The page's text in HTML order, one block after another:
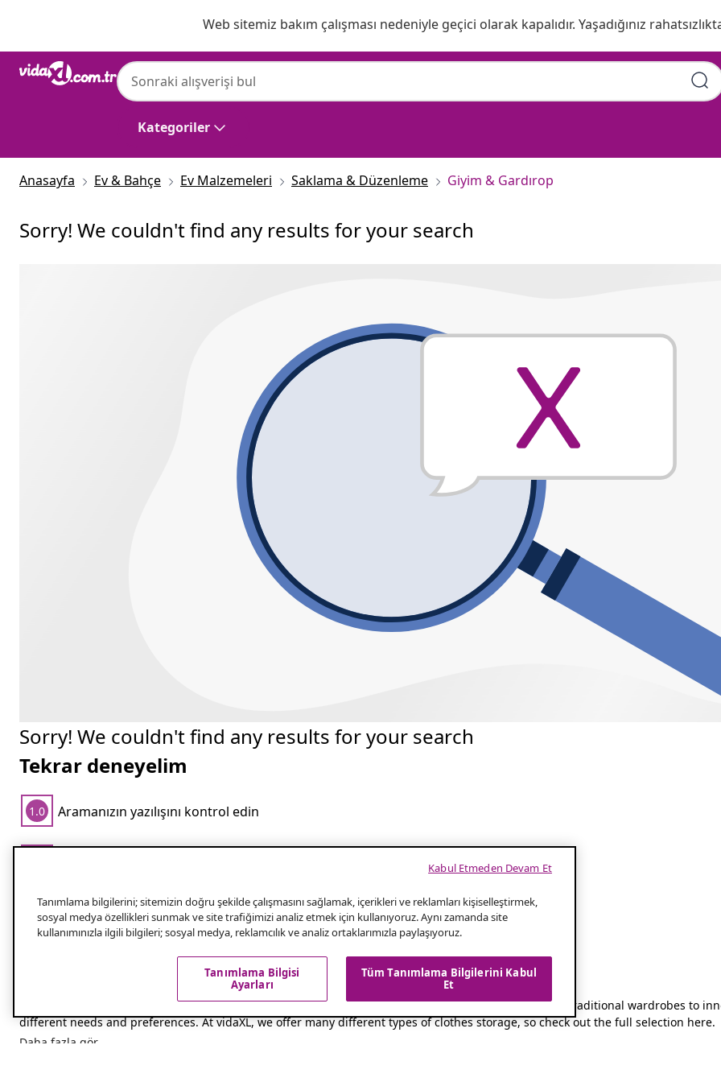
Web sitemiz bakım çalışması nedeniyle geçici olarak kapalıdır. Yaşadığınız
Kategoriler
Anasayfa Ev & Bahçe Ev Malzemeleri Saklama & Düzenleme Giyim & Gardırop
Sorry! We couldn't find any results for your search
Sorry! We couldn't find any results for your search
Tekrar deneyelim
1.0 Aramanızın yazılışını kontrol edin
Popüler aramalar
Maximise your space with clothes storage
Efficient clothes storage is essential for maintaining an organised and clutter-free living space. From traditional wardrobes to
different needs and preferences. At vidaXL, we offer many different types of clothes storage, so check out the full selection here.
Daha fazla gör
Tanımlama bilgilerini; sitemizin doğru şekilde çalışmasını sağlamak, içerikleri ve reklamları kişiselleştirmek,
sosyal medya özellikleri sunmak ve site trafiğimizi analiz etmek için kullanıyoruz. Aynı zamanda site
kullanımınızla ilgili bilgileri; sosyal medya, reklamcılık ve analiz ortaklarımızla paylaşıyoruz.
Tüm Tanımlama Bilgilerini Kabul
Et
Tanımlama Bilgisi
Ayarları
Kabul Etmeden Devam Et